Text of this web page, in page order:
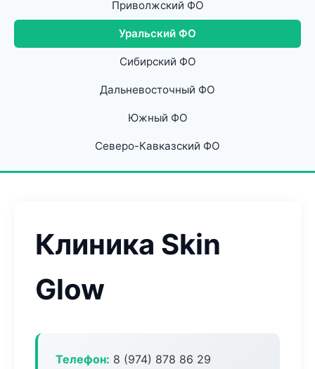
Приволжский ФО
Уральский ФО
Сибирский ФО
Дальневосточный ФО
Южный ФО
Северо-Кавказский ФО
Клиника Skin
Glow
Телефон: 8 (974) 878 86 29